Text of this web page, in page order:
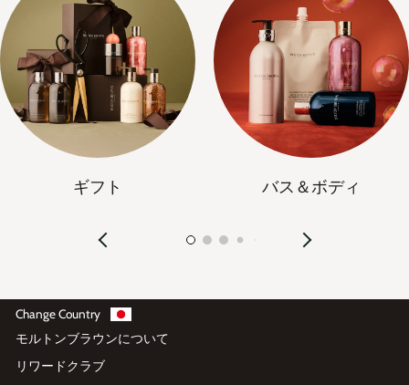
ギフト バス＆ボディ
Change Country
モルトンブラウンについて
リワードクラブ